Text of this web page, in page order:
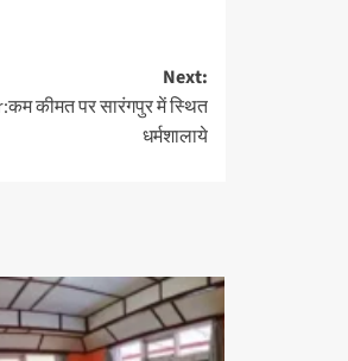
Next:
कीमत पर सारंगपुर में स्थित
धर्मशालाये